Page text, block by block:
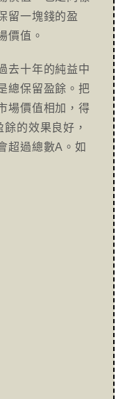
留一塊錢的盈
價值。
去十年的純益中
總保留盈餘。把
場價值相加，得
的效果良好，
超過總數A。如